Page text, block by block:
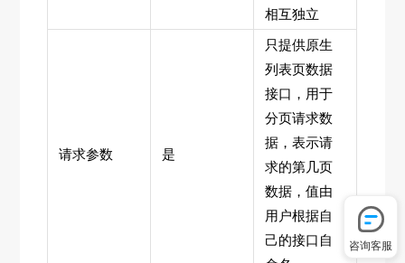
相互独立
请求参数 是
只提供原生
列表页数据
接口，用于
分页请求数
据，表示请
求的第几页
数据，值由
用户根据自
己的接口自
咨询客服